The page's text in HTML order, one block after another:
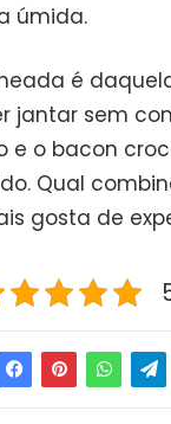
úmida.
é
jantar sem
e o bacon
Qual
gosta de